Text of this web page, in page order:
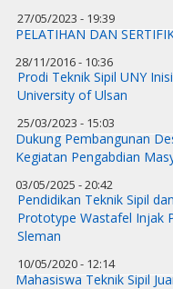
27/05/2023 - 19:39
PELATIHAN DAN
28/11/2016 - 10:36
Prodi Teknik Sipil UNY
University of Ulsan
25/03/2023 - 15:03
Dukung Pembangunan
Kegiatan Pengabdian
03/05/2025 - 20:42
Pendidikan Teknik Sipil
Prototype Wastafel Injak
Sleman
10/05/2020 - 12:14
Mahasiswa Teknik Sipil